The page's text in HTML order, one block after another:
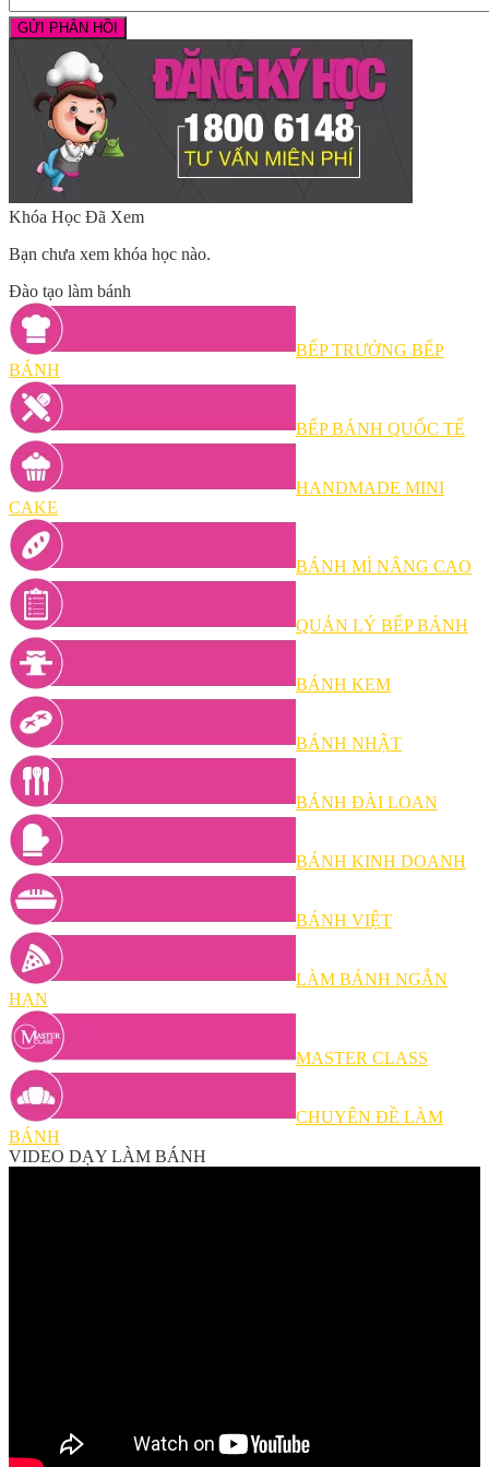
Khóa Học Đã Xem
Bạn chưa xem khóa học nào.
Đào tạo làm bánh
BẾP TRƯỞNG BẾP
BÁNH
BẾP BÁNH QUỐC TẾ
HANDMADE MINI
CAKE
BÁNH MÌ NÂNG CAO
QUẢN LÝ BẾP BÁNH
BÁNH KEM
BÁNH NHẬT
BÁNH ĐÀI LOAN
BÁNH KINH DOANH
BÁNH VIỆT
LÀM BÁNH NGẮN
HẠN
MASTER CLASS
CHUYÊN ĐỀ LÀM
BÁNH
VIDEO DẠY LÀM BÁNH